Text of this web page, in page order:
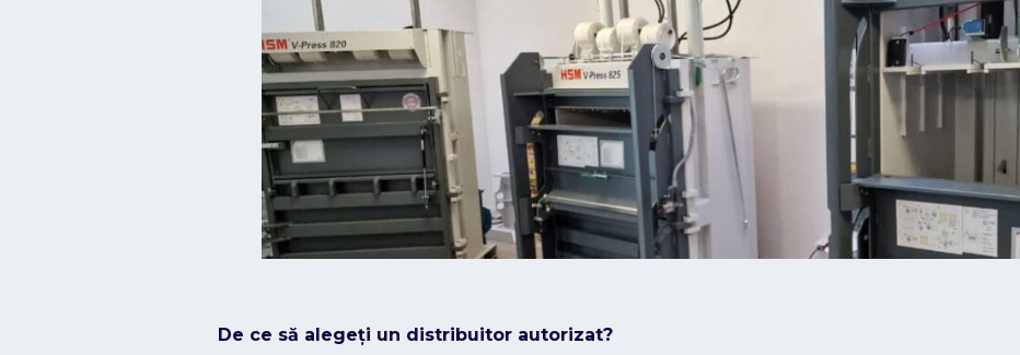
De ce să alegeți un distribuitor autorizat?